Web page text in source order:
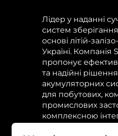
Лідер у наданні
систем зберігання
основі літій-
Україні. Компанія
пропонує
та надійні рішення
акумуляторних
для побутових,
промислових
комплексною